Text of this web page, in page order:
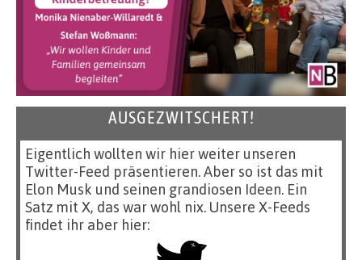
AUSGEZWITSCHERT!
Eigentlich wollten wir hier weiter unseren
Twitter-Feed präsentieren. Aber so ist das mit
Elon Musk und seinen grandiosen Ideen. Ein
Satz mit X, das war wohl nix. Unsere X-Feeds
findet ihr aber hier: